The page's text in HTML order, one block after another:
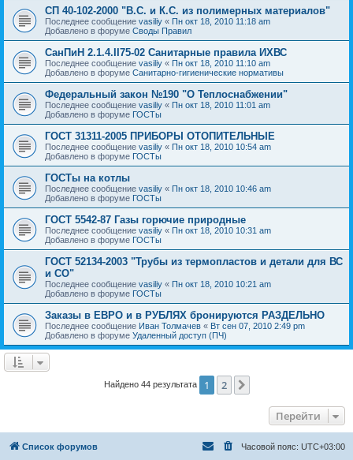
СП 40-102-2000 "В.С. и К.С. из полимерных материалов"
Последнее сообщение vasiliy « Пн окт 18, 2010 11:18 am
Добавлено в форуме Своды Правил
СанПиН 2.1.4.II75-02 Санитарные правила ИХВС
Последнее сообщение vasiliy « Пн окт 18, 2010 11:10 am
Добавлено в форуме Санитарно-гигиенические нормативы
Федеральный закон №190 "О Теплоснабжении"
Последнее сообщение vasiliy « Пн окт 18, 2010 11:01 am
Добавлено в форуме ГОСТы
ГОСТ 31311-2005 ПРИБОРЫ ОТОПИТЕЛЬНЫЕ
Последнее сообщение vasiliy « Пн окт 18, 2010 10:54 am
Добавлено в форуме ГОСТы
ГОСТы на котлы
Последнее сообщение vasiliy « Пн окт 18, 2010 10:46 am
Добавлено в форуме ГОСТы
ГОСТ 5542-87 Газы горючие природные
Последнее сообщение vasiliy « Пн окт 18, 2010 10:31 am
Добавлено в форуме ГОСТы
ГОСТ 52134-2003 "Трубы из термопластов и детали для ВС
и СО"
Последнее сообщение vasiliy « Пн окт 18, 2010 10:21 am
Добавлено в форуме ГОСТы
Заказы в ЕВРО и в РУБЛЯХ бронируются РАЗДЕЛЬНО
Последнее сообщение Иван Толмачев « Вт сен 07, 2010 2:49 pm
Добавлено в форуме Удаленный доступ (ПЧ)
Найдено 44 результата 1 2
Перейти
Список форумов Часовой пояс: UTC+03:00